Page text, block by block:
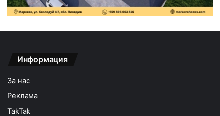
Информация
За нас
Реклама
TakTak